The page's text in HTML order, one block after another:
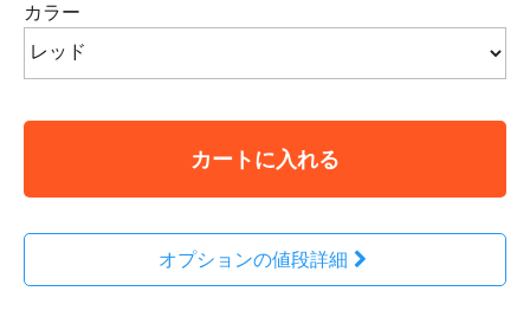
カラー
カートに入れる
オプションの値段詳細